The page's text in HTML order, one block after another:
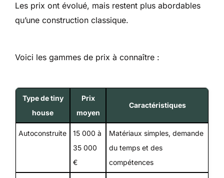
Les prix ont évolué, mais restent plus abordables
qu’une construction classique.
Voici les gammes de prix à connaître :
Type de tiny
house
Prix
moyen
Caractéristiques
Autoconstruite
15 000 à
35 000
€
Matériaux simples, demande
du temps et des
compétences